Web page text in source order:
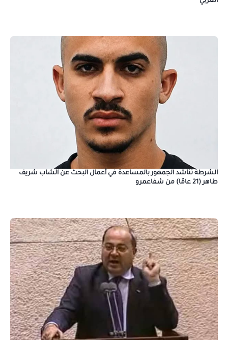
الشرطة تناشد الجمهور بالمساعدة في أعمال البحث عن الشاب شريف
طاهر (21 عامًا) من شفاعمرو